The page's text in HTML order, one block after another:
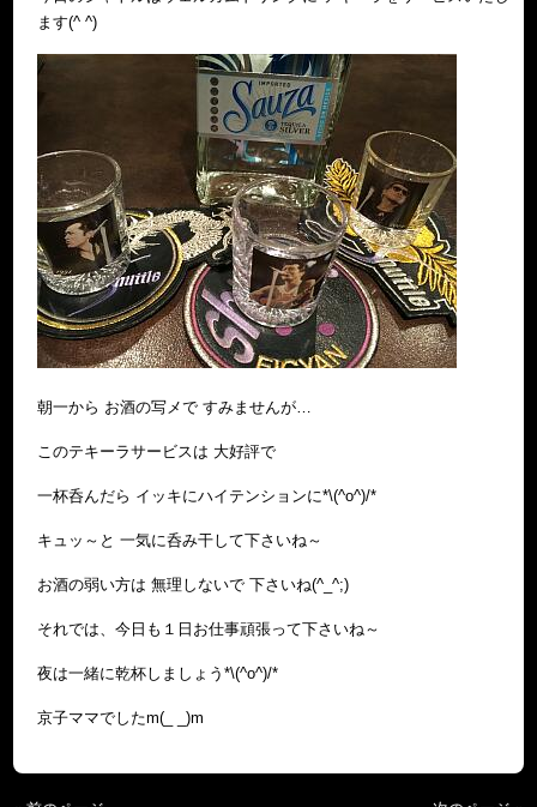
ます(^ ^)
朝一から お酒の写メで すみませんが…
このテキーラサービスは 大好評で
一杯呑んだら イッキにハイテンションに*\(^o^)/*
キュッ～と 一気に呑み干して下さいね～
お酒の弱い方は 無理しないで 下さいね(^_^;)
それでは、今日も１日お仕事頑張って下さいね～
夜は一緒に乾杯しましょう*\(^o^)/*
京子ママでしたm(_ _)m